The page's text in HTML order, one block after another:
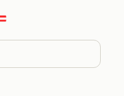
Change country